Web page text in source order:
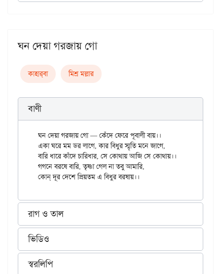
ঘন দেয়া গরজায় গো
কাহার্‌বা মিশ্র মল্লার
বাণী
ঘন দেয়া গরজায় গো — কেঁদে ফেরে পূবালী বায়।।
একা ঘরে মম ডর লাগে, কার বিধুর স্মৃতি মনে জাগে,
বারি ধারে কাঁদে চারিধার, সে কোথায় আজি সে কোথায়।।
গগনে বরষে বারি, তৃষ্ণা গেল না তবু আমারি,
রাগ ও তাল
ভিডিও
স্বরলিপি